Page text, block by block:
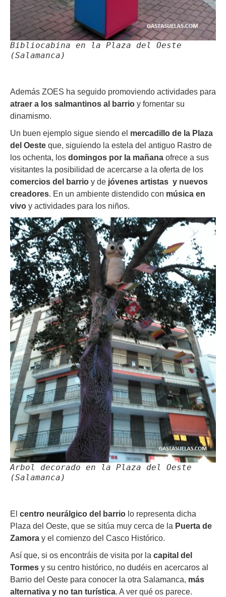
Bibliocabina en la Plaza del Oeste
(Salamanca)
Además ZOES ha seguido promoviendo actividades para
atraer a los salmantinos al barrio y fomentar su
dinamismo.
Un buen ejemplo sigue siendo el mercadillo de la Plaza
del Oeste que, siguiendo la estela del antiguo Rastro de
los ochenta, los domingos por la mañana ofrece a sus
visitantes la posibilidad de acercarse a la oferta de los
comercios del barrio y de jóvenes artistas y nuevos
creadores. En un ambiente distendido con música en
vivo y actividades para los niños.
Arbol decorado en la Plaza del Oeste
(Salamanca)
El centro neurálgico del barrio lo representa dicha
Plaza del Oeste, que se sitúa muy cerca de la Puerta de
Zamora y el comienzo del Casco Histórico.
Así que, si os encontráis de visita por la capital del
Tormes y su centro histórico, no dudéis en acercaros al
Barrio del Oeste para conocer la otra Salamanca, más
alternativa y no tan turística. A ver qué os parece.